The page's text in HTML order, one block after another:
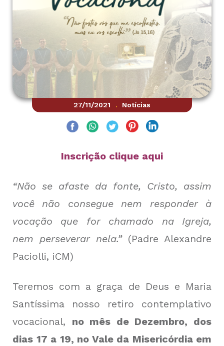
27/11/2021 . Notícias
Inscrição clique aqui
“Não se afaste da fonte, Cristo, assim
você não consegue nem responder à
vocação que for chamado na Igreja,
nem perseverar nela.” (Padre Alexandre
Paciolli, iCM)
Teremos com a graça de Deus e Maria
Santíssima nosso retiro contemplativo
vocacional, no mês de Dezembro, dos
dias 17 a 19, no Vale da Misericórdia em